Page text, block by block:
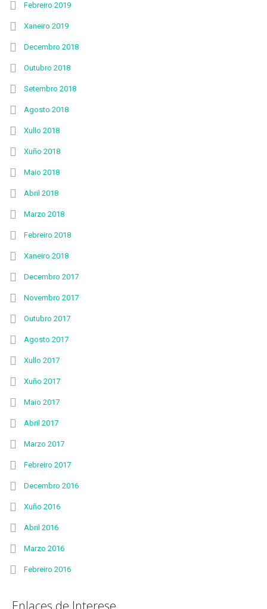
Febreiro 2019
Xaneiro 2019
Decembro 2018
Outubro 2018
Setembro 2018
Agosto 2018
Xullo 2018
Xuño 2018
Maio 2018
Abril 2018
Marzo 2018
Febreiro 2018
Xaneiro 2018
Decembro 2017
Novembro 2017
Outubro 2017
Agosto 2017
Xullo 2017
Xuño 2017
Maio 2017
Abril 2017
Marzo 2017
Febreiro 2017
Decembro 2016
Xuño 2016
Abril 2016
Marzo 2016
Febreiro 2016
Enlaces de Interese